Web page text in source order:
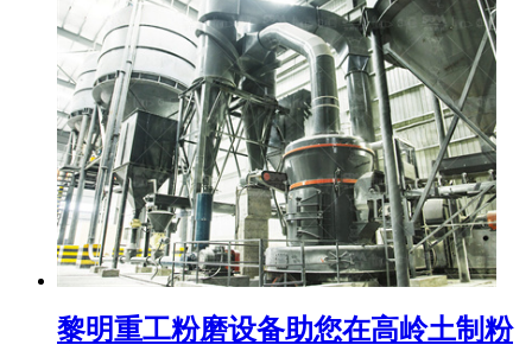
黎明重工粉磨设备助您在高岭土制粉